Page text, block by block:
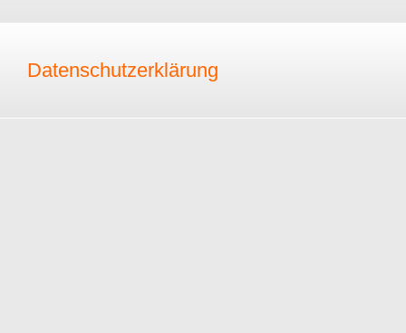
Datenschutzerklärung